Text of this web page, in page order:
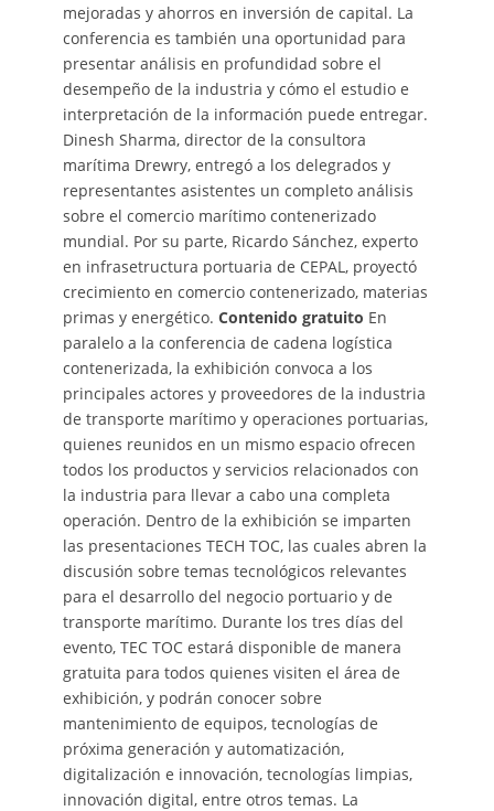
mejoradas y ahorros en inversión de capital. La
conferencia es también una oportunidad para
presentar análisis en profundidad sobre el
desempeño de la industria y cómo el estudio e
interpretación de la información puede entregar.
Dinesh Sharma, director de la consultora
marítima Drewry, entregó a los delegrados y
representantes asistentes un completo análisis
sobre el comercio marítimo contenerizado
mundial. Por su parte, Ricardo Sánchez, experto
en infrasetructura portuaria de CEPAL, proyectó
crecimiento en comercio contenerizado, materias
primas y energético. Contenido gratuito En
paralelo a la conferencia de cadena logística
contenerizada, la exhibición convoca a los
principales actores y proveedores de la industria
de transporte marítimo y operaciones portuarias,
quienes reunidos en un mismo espacio ofrecen
todos los productos y servicios relacionados con
la industria para llevar a cabo una completa
operación. Dentro de la exhibición se imparten
las presentaciones TECH TOC, las cuales abren la
discusión sobre temas tecnológicos relevantes
para el desarrollo del negocio portuario y de
transporte marítimo. Durante los tres días del
evento, TEC TOC estará disponible de manera
gratuita para todos quienes visiten el área de
exhibición, y podrán conocer sobre
mantenimiento de equipos, tecnologías de
próxima generación y automatización,
digitalización e innovación, tecnologías limpias,
innovación digital, entre otros temas. La